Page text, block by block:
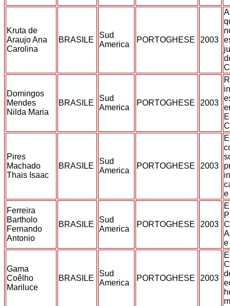
Kruta de
Araujo Ana
Carolina
BRASILE
Sud
America
PORTOGHESE 2003
Domingos
Mendes
Nilda Maria
BRASILE
Sud
America
PORTOGHESE 2003
Pires
Machado
Thais Isaac
BRASILE
Sud
America
PORTOGHESE 2003
e
Ferreira
Bartholo
Fernando
Antonio
BRASILE
Sud
America
PORTOGHESE 2003
e
Gama
Coêlho
Mariluce
BRASILE
Sud
America
PORTOGHESE 2003